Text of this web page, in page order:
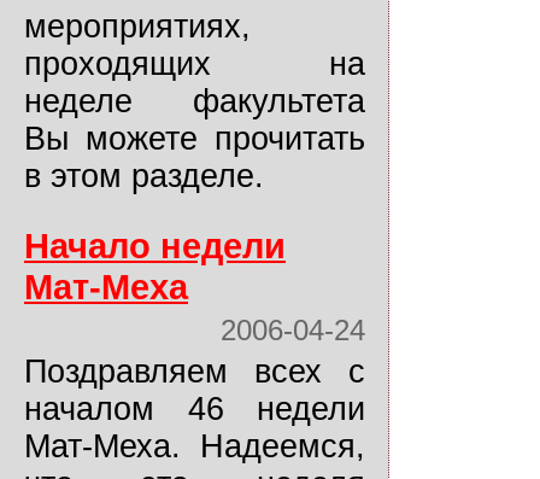
мероприятиях,
проходящих на
неделе факультета
Вы можете прочитать
в этом разделе.
Начало недели
Мат-Меха
2006-04-24
Поздравляем всех с
началом 46 недели
Мат-Меха. Надеемся,